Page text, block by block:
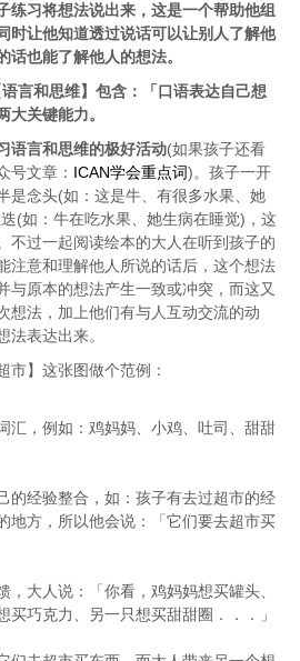
练习将想法说出来，这是一个帮助他组
时让他知道透过说话可以让别人了解他
话也能了解他人的想法。
言和思维】包含：「口语表达自己想
大关键能力。
语言和思维的极好活动(如果孩子还看
号文章： ICAN学会重点词)。孩子一开
是念头(如：这是牛、有很多水果、她
(如：牛在吃水果、她生病在睡觉)，这
不过一起阅读绘本的大人在听到孩子的
注意和理解他人所说的话后，这个想法
与原本的想法产生一致或冲突，而这又
想法，加上他们有与人互动交流的动
法表达出来。
市】这张图做个范例：
汇，例如：鸡妈妈、小鸡、吐司、甜甜
的经验整合，如：孩子有去过超市的经
地方，所以他会说：「它们要去超市买
，大人说：「你看，鸡妈妈想买罐头、
买巧克力、另一只想买甜甜圈．．．」